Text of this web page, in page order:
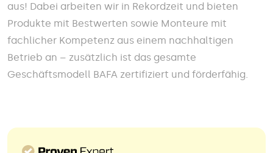
aus! Dabei arbeiten wir in Rekordzeit und bieten
Produkte mit Bestwerten sowie Monteure mit
fachlicher Kompetenz aus einem nachhaltigen
Betrieb an – zusätzlich ist das gesamte
Geschäftsmodell BAFA zertifiziert und förderfähig.